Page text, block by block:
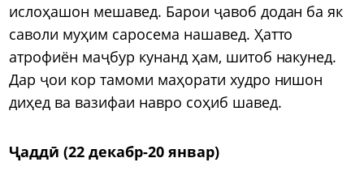
ислоҳашон мешавед. Барои ҷавоб додан ба як
саволи муҳим саросема нашавед. Ҳатто
атрофиён маҷбур кунанд ҳам, шитоб накунед.
Дар ҷои кор тамоми маҳорати худро нишон
диҳед ва вазифаи навро соҳиб шавед.
Ҷаддӣ (22 декабр-20 январ)